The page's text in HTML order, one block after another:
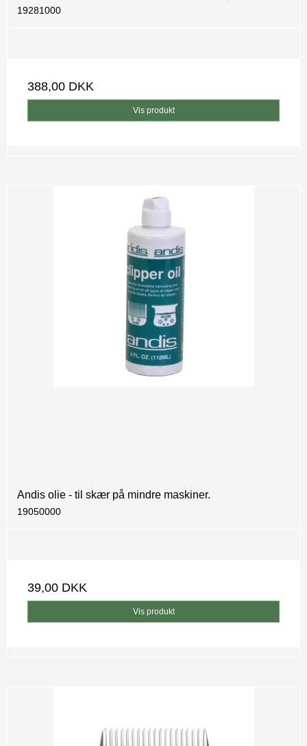
19281000
388,00 DKK
Vis produkt
Andis olie - til skær på mindre maskiner.
19050000
39,00 DKK
Vis produkt